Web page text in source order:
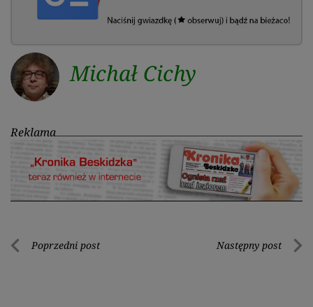
Michał Cichy
Reklama
Nawigacja
Poprzedni post Następny post